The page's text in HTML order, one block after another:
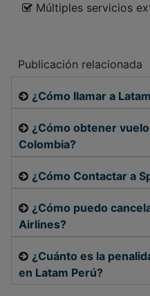
Múltiples servicios
Publicación relacionada
¿Cómo llamar a
¿Cómo obtener
Colombia?
¿Cómo Contactar a
¿Cómo puedo
Airlines?
¿Cuánto es la
en Latam Perú?